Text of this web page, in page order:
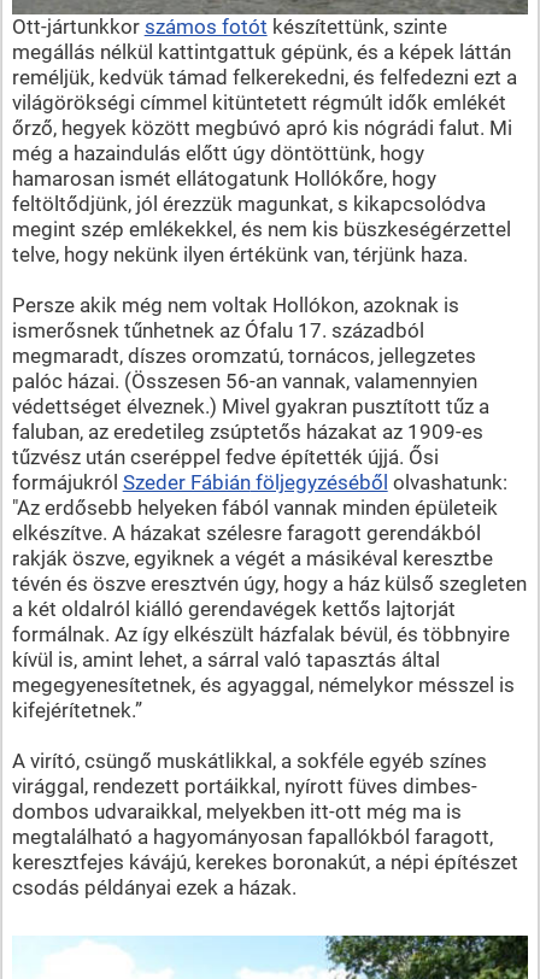
Ott-jártunkkor számos fotót készítettünk, szinte
megállás nélkül kattintgattuk gépünk, és a képek láttán
reméljük, kedvük támad felkerekedni, és felfedezni ezt a
világörökségi címmel kitüntetett régmúlt idők emlékét
őrző, hegyek között megbúvó apró kis nógrádi falut. Mi
még a hazaindulás előtt úgy döntöttünk, hogy
hamarosan ismét ellátogatunk Hollókőre, hogy
feltöltődjünk, jól érezzük magunkat, s kikapcsolódva
megint szép emlékekkel, és nem kis büszkeségérzettel
telve, hogy nekünk ilyen értékünk van, térjünk haza.
Persze akik még nem voltak Hollókon, azoknak is
ismerősnek tűnhetnek az Ófalu 17. századból
megmaradt, díszes oromzatú, tornácos, jellegzetes
palóc házai. (Összesen 56-an vannak, valamennyien
védettséget élveznek.) Mivel gyakran pusztított tűz a
faluban, az eredetileg zsúptetős házakat az 1909-es
tűzvész után cseréppel fedve építették újjá. Ősi
formájukról Szeder Fábiánföljegyzéséből olvashatunk:
"Az erdősebb helyeken fából vannak minden épületeik
elkészítve. A házakat szélesre faragott gerendákból
rakják öszve, egyiknek a végét a másikéval keresztbe
tévén és öszve eresztvén úgy, hogy a ház külső szegleten
a két oldalról kiálló gerendavégek kettős lajtorját
formálnak. Az így elkészült házfalak bévül, és többnyire
kívül is, amint lehet, a sárral való tapasztás által
megegyenesítetnek, és agyaggal, némelykor mésszel is
kifejérítetnek.”
A virító, csüngő muskátlikkal, a sokféle egyéb színes
virággal, rendezett portáikkal, nyírott füves dimbes-
dombos udvaraikkal, melyekben itt-ott még ma is
megtalálható a hagyományosan fapallókból faragott,
keresztfejes kávájú, kerekes boronakút, a népi építészet
csodás példányai ezek a házak.